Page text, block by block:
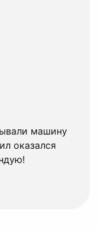
машину
оказался